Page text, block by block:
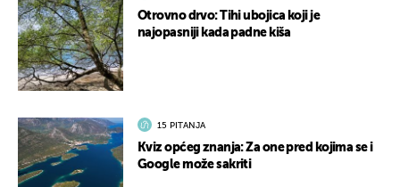
Otrovno drvo: Tihi ubojica koji je
najopasniji kada padne kiša
15 PITANJA
Kviz općeg znanja: Za one pred kojima se i
Google može sakriti